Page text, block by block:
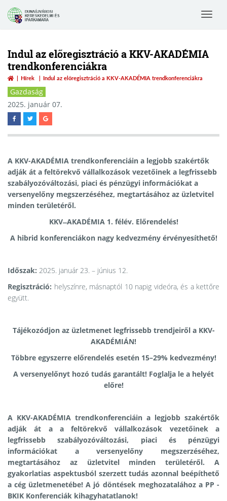
Toggle
Indul az előregisztráció a KKV-AKADÉMIA
trendkonferenciákra
Hírek Indul az előregisztráció a KKV-AKADÉMIA trendkonferenciákra
Gazdaság
2025. január 07.
A KKV-AKADÉMIA trendkonferenciáin a legjobb szakértők
adják át a feltörekvő vállalkozások vezetőinek a legfrissebb
szabályozóváltozási, piaci és pénzügyi információkat a
versenyelőny megszerzéséhez, megtartásához az üzletvitel
minden területéről.
KKV ̶ AKADÉMIA 1. félév. Előrendelés!
A hibrid konferenciákon nagy kedvezmény érvényesíthető!
Időszak: 2025. január 23. – június 12.
Regisztráció: helyszínre, másnaptól 10 napig videóra, és a kettőre
együtt.
Tájékozódjon az üzletmenet legfrissebb trendjeiről a KKV-
AKADÉMIÁN!
Többre egyszerre előrendelés esetén 15–29% kedvezmény!
A versenyelőnyt hozó tudás garantált! Foglalja le a helyét
előre!
A KKV-AKADÉMIA trendkonferenciáin a legjobb szakértők
adják át a a feltörekvő vállalkozások vezetőinek a
legfrissebb szabályozóváltozási, piaci és pénzügyi
információkat a versenyelőny megszerzéséhez,
megtartásához az üzletvitel minden területéről. A
gyakorlatias aspektusból szerzett tudás azonnal beépíthető
a cég üzletmenetébe! A jó döntések meghozatalához a PP -
BKIK Konferenciák kihagyhatatlanok!